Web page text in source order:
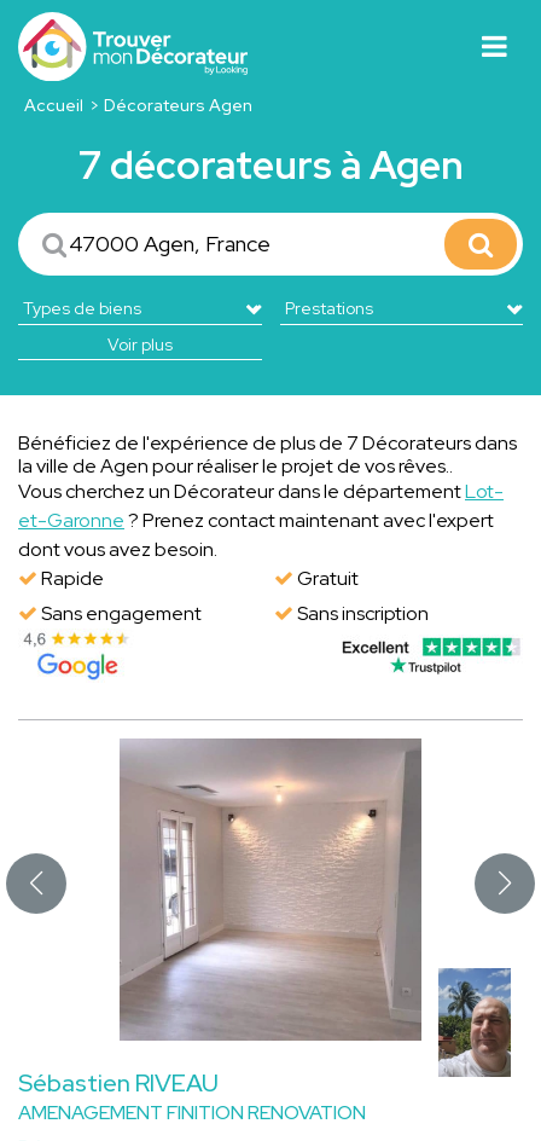
Accueil Décorateurs Agen
7 décorateurs à Agen
Voir plus
Bénéficiez de l'expérience de plus de 7 Décorateurs dans
la ville de Agen pour réaliser le projet de vos rêves..
Vous cherchez un Décorateur dans le départementLot-
et-Garonne? Prenez contact maintenant avec l'expert
dont vous avez besoin.
Rapide
Gratuit
Sans engagement
Sans inscription
Sébastien RIVEAU
AMENAGEMENT FINITION RENOVATION